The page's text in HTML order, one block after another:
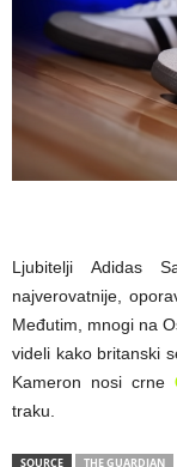
Ljubitelji Adidas
najverovatnije,
Međutim, mnogi na
videli kako britanski
Kameron nosi crne
traku.
SOURCE THE GUARDIAN